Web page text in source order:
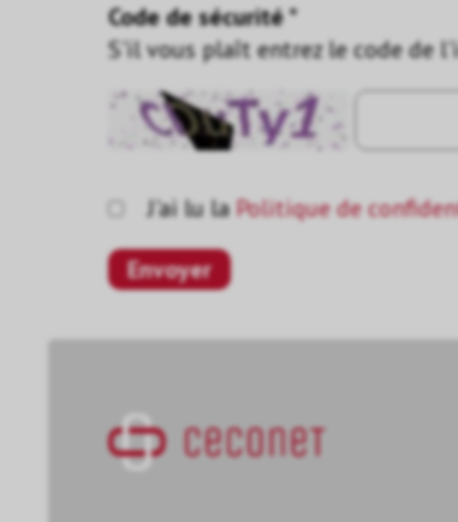
Code de sécurité *
S'il vous plaît entrez le code de
J'ai lu laPolitique de